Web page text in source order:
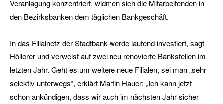
Veranlagung konzentriert, widmen sich die Mitarbeitenden in
den Bezirksbanken dem täglichen Bankgeschäft.
In das Filialnetz der Stadtbank werde laufend investiert, sagt
Höllerer und verweist auf zwei neu renovierte Bankstellen im
letzten Jahr. Geht es um weitere neue Filialen, sei man „sehr
selektiv unterwegs“, erklärt Martin Hauer: „Ich kann jetzt
schon ankündigen, dass wir auch im nächsten Jahr sicher